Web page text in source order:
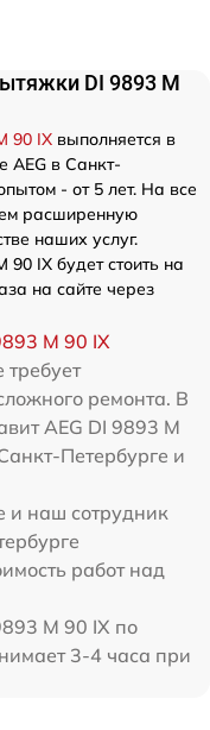
DI 9893 M
90 IX выполняется в
AEG в Санкт-
- от 5 лет. На все
расширенную
наших услуг.
90 IX будет стоить на
на сайте через
M 90 IX
требует
ремонта. В
AEG DI 9893 M
Петербурге и
и наш сотрудник
работ над
M 90 IX по
3-4 часа при